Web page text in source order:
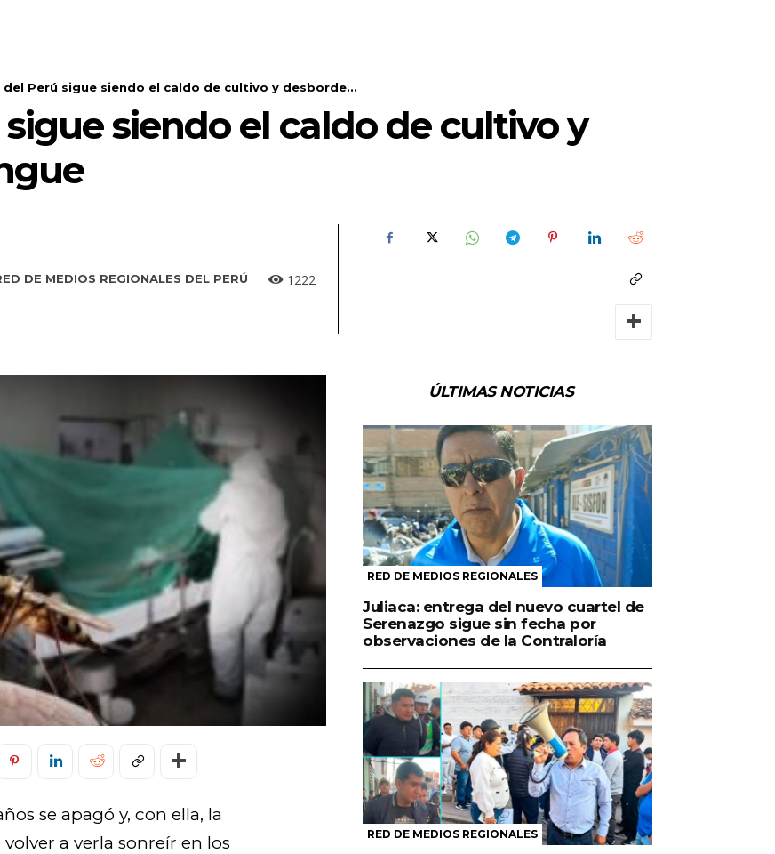
del Perú sigue siendo el caldo de cultivo y desborde...
siendo el caldo de cultivo y
DE MEDIOS REGIONALES DEL PERÚ 1222
se apagó y, con ella, la
a verla sonreír en los
ÚLTIMAS NOTICIAS
RED DE MEDIOS REGIONALES
Juliaca: entrega del nuevo cuartel de
Serenazgo sigue sin fecha por
observaciones de la Contraloría
RED DE MEDIOS REGIONALES